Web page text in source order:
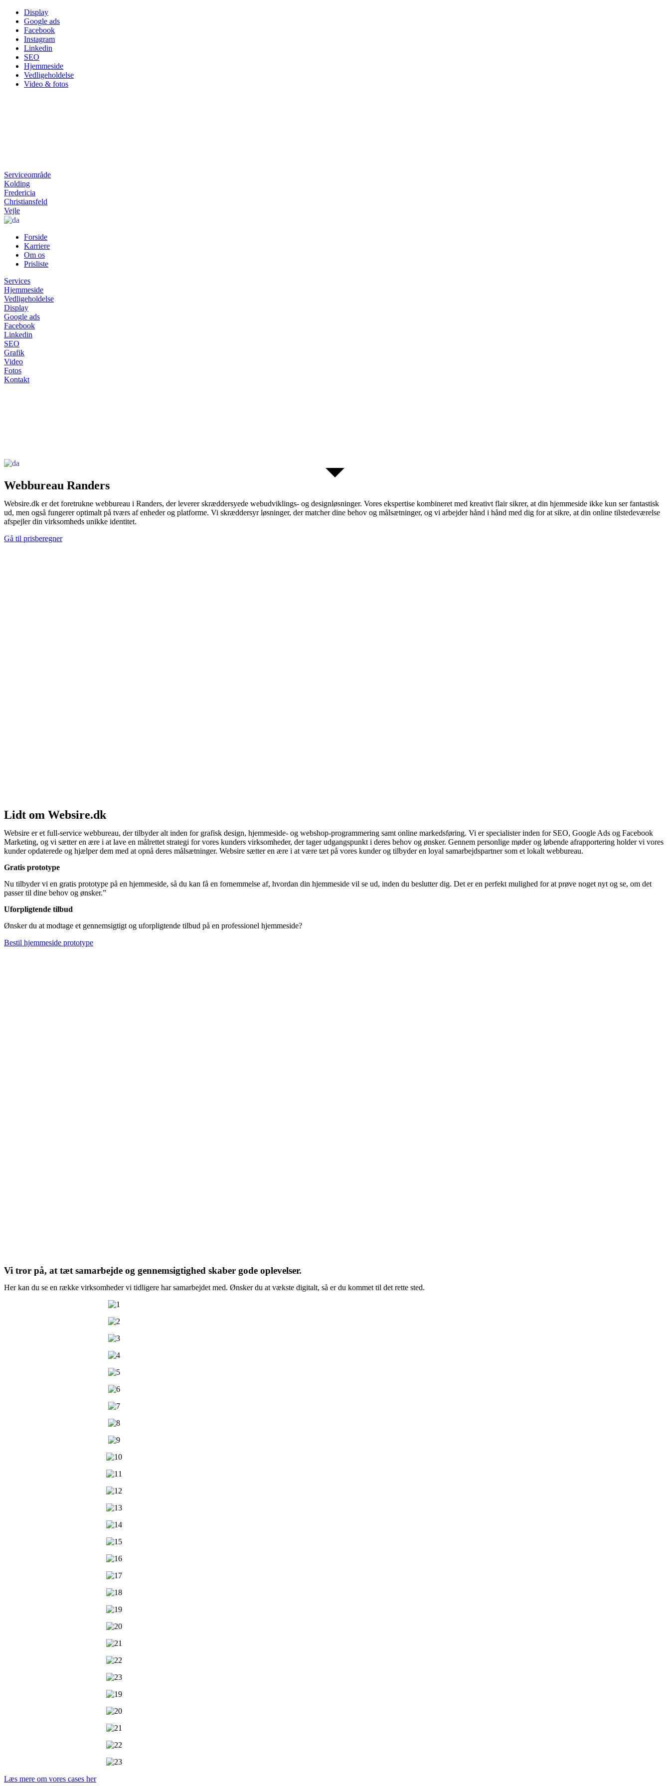
Skip
content
Display
Google ads
Facebook
Instagram
Linkedin
SEO
Hjemmeside
Vedligeholdelse
Video & fotos
Serviceområde
Kolding
Fredericia
Christiansfeld
Vejle
Forside
Karriere
Om os
Prisliste
Services
Hjemmeside
Vedligeholdelse
Display
Google ads
Facebook
Linkedin
SEO
Grafik
Video
Fotos
Kontakt
Webbureau Randers
Websire.dk er det foretrukne webbureau i Randers, der leverer skræddersyede webudviklings- og designløsninger. Vores ekspertise kombineret med kreativt flair sikrer, at din hjemmeside ikke kun ser fantastisk
ud, men også fungerer optimalt på tværs af enheder og platforme. Vi skræddersyr løsninger, der matcher dine behov og målsætninger, og vi arbejder hånd i hånd med dig for at sikre, at din online tilstedeværelse
afspejler din virksomheds unikke identitet.
Gå til prisberegner
Lidt om Websire.dk
Websire er et full-service webbureau, der tilbyder alt inden for grafisk design, hjemmeside- og webshop-programmering samt online markedsføring. Vi er specialister inden for SEO, Google Ads og Facebook
Marketing, og vi sætter en ære i at lave en målrettet strategi for vores kunders virksomheder, der tager udgangspunkt i deres behov og ønsker. Gennem personlige møder og løbende afrapportering holder vi vores
kunder opdaterede og hjælper dem med at opnå deres målsætninger. Websire sætter en ære i at være tæt på vores kunder og tilbyder en loyal samarbejdspartner som et lokalt webbureau.
Gratis prototype
Nu tilbyder vi en gratis prototype på en hjemmeside, så du kan få en fornemmelse af, hvordan din hjemmeside vil se ud, inden du beslutter dig. Det er en perfekt mulighed for at prøve noget nyt og se, om det
passer til dine behov og ønsker.”
Uforpligtende tilbud
Ønsker du at modtage et gennemsigtigt og uforpligtende tilbud på en professionel hjemmeside?
Bestil hjemmeside prototype
Vi tror på, at tæt samarbejde og gennemsigtighed skaber gode oplevelser.
Her kan du se en række virksomheder vi tidligere har samarbejdet med. Ønsker du at vækste digitalt, så er du kommet til det rette sted.
Læs mere om vores cases her